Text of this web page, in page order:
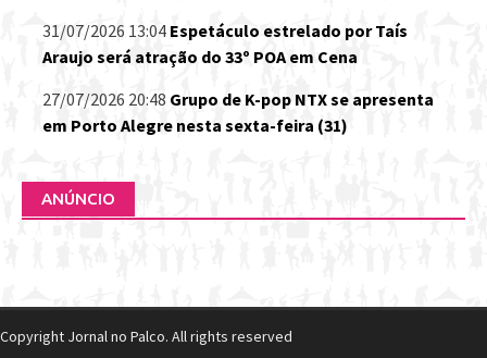
31/07/2026 13:04 Espetáculo estrelado por Taís
Araujo será atração do 33º POA em Cena
27/07/2026 20:48 Grupo de K-pop NTX se apresenta
em Porto Alegre nesta sexta-feira (31)
ANÚNCIO
Copyright Jornal no Palco. All rights reserved